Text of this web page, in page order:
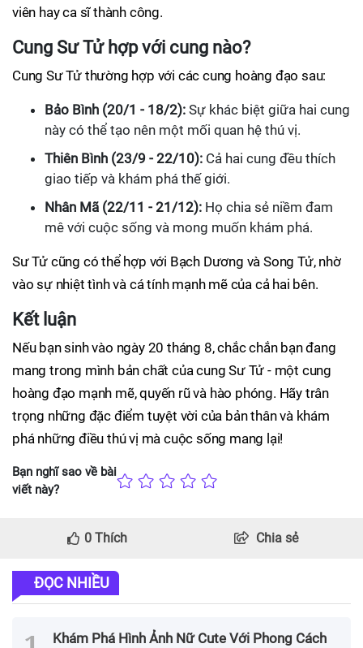
viên hay ca sĩ thành công.
Cung Sư Tử hợp với cung nào?
Cung Sư Tử thường hợp với các cung hoàng đạo sau:
Bảo Bình (20/1 - 18/2): Sự khác biệt giữa hai cung
này có thể tạo nên một mối quan hệ thú vị.
Thiên Bình (23/9 - 22/10): Cả hai cung đều thích
giao tiếp và khám phá thế giới.
Nhân Mã (22/11 - 21/12): Họ chia sẻ niềm đam
mê với cuộc sống và mong muốn khám phá.
Sư Tử cũng có thể hợp với Bạch Dương và Song Tử, nhờ
vào sự nhiệt tình và cá tính mạnh mẽ của cả hai bên.
Kết luận
Nếu bạn sinh vào ngày 20 tháng 8, chắc chắn bạn đang
mang trong mình bản chất của cung Sư Tử - một cung
hoàng đạo mạnh mẽ, quyến rũ và hào phóng. Hãy trân
trọng những đặc điểm tuyệt vời của bản thân và khám
phá những điều thú vị mà cuộc sống mang lại!
Bạn nghĩ sao về bài
viết này?
0 Thích Chia sẻ
ĐỌC NHIỀU
Khám Phá Hình Ảnh Nữ Cute Với Phong Cách